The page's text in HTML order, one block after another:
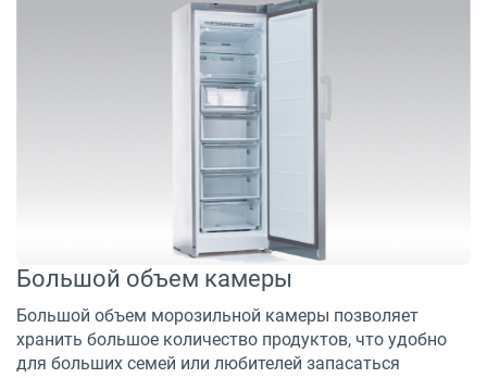
Большой объем камеры
Большой объем морозильной камеры позволяет
хранить большое количество продуктов, что удобно
для больших семей или любителей запасаться